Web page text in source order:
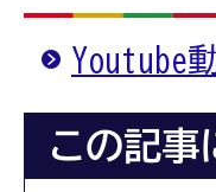
Youtube
この記事